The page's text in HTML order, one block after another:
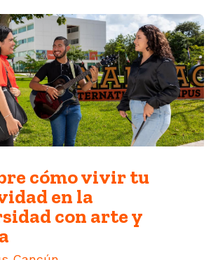
cómo vivir tu
en la
con arte y